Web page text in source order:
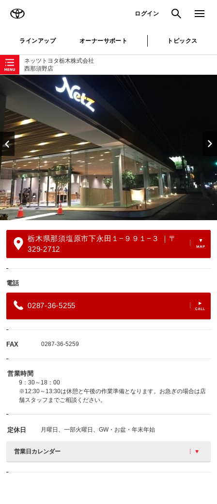
ログイン 検索 メニュ
ラインアップ オーナーサポート トピックス
ネッツトヨタ栃木株式会社
西那須野店
ローカルナビゲーション
栃木県那須塩原市下永田１−９９１−３ ｜〒
329-2712
電話
0287-36-5255
FAX 0287-36-5259
営業時間
9：30～18：00
※12:30～13:30は休憩と午後の作業準備となります。お急ぎの場合は店
舗スタッフまでご相談ください。
定休日 月曜日、一部火曜日、GW・お盆・年末年始
営業日カレンダー